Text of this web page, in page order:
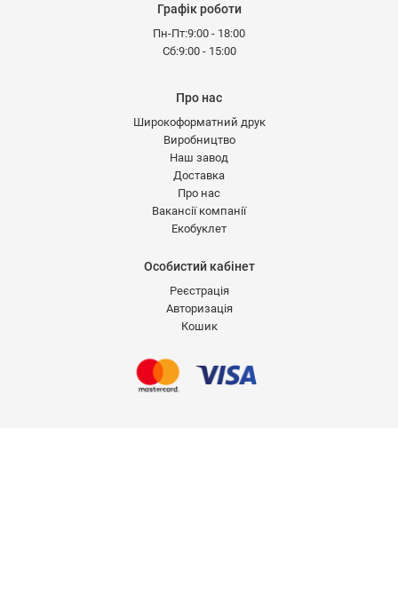
Графік роботи
Пн-Пт:9:00 - 18:00
Сб:9:00 - 15:00
Про нас
Широкоформатний друк
Виробництво
Наш завод
Доставка
Про нас
Вакансії компанії
Екобуклет
Особистий кабінет
Реєстрація
Авторизація
Кошик